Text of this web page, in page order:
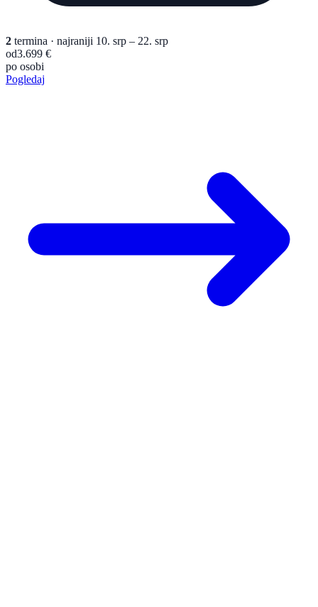
2 termina · najraniji 10. srp – 22. srp
od3.699 €
po osobi
Pogledaj